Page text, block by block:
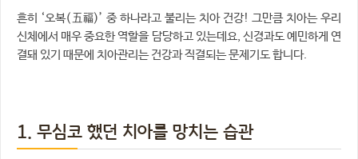
흔히 ‘오복(五福)’ 중 하나라고 불리는 치아 건강! 그만큼 치아는 우리
신체에서 매우 중요한 역할을 담당하고 있는데요, 신경과도 예민하게 연
결돼 있기 때문에 치아관리는 건강과 직결되는 문제기도 합니다.
1. 무심코 했던 치아를 망치는 습관